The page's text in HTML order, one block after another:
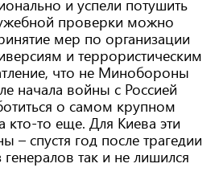
и успели потушить
проверки можно
мер по организации
и террористическим
что не Минобороны
начала войны с Россией
о самом крупном
кто-то еще. Для Киева эти
– спустя год после трагедии
генералов так и не лишился